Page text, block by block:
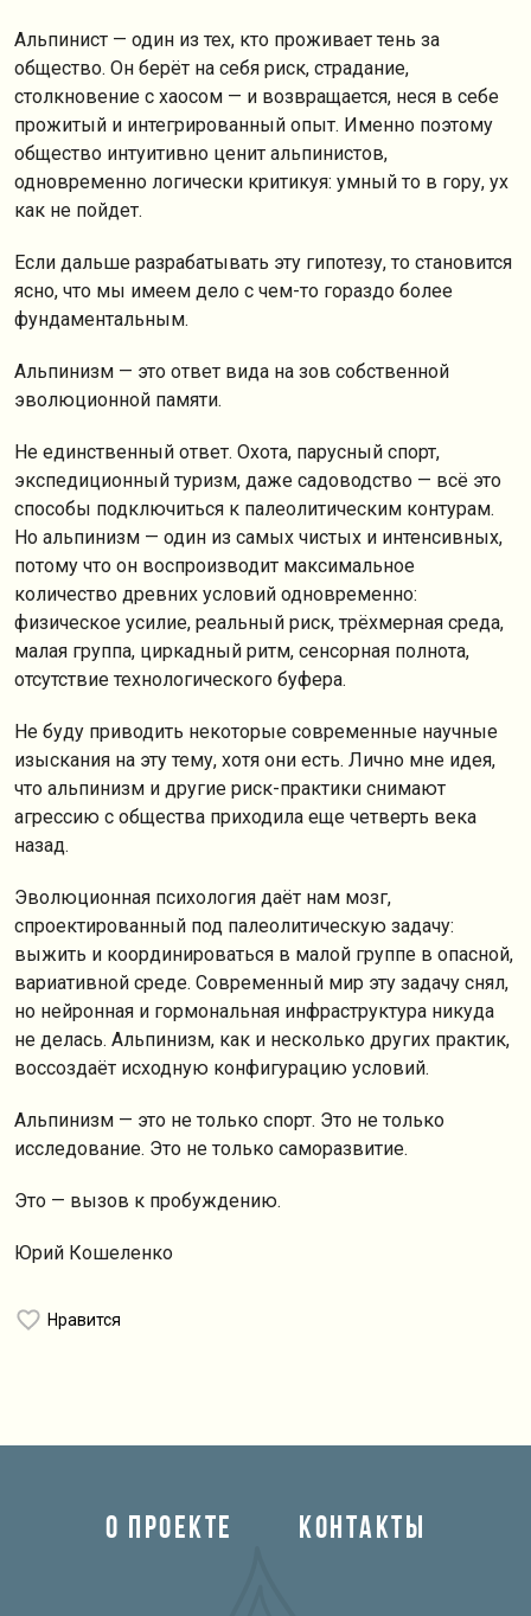
Альпинист — один из тех, кто проживает тень за
общество. Он берёт на себя риск, страдание,
столкновение с хаосом — и возвращается, неся в себе
прожитый и интегрированный опыт. Именно поэтому
общество интуитивно ценит альпинистов,
одновременно логически критикуя: умный то в гору, ух
как не пойдет.
Если дальше разрабатывать эту гипотезу, то становится
ясно, что мы имеем дело с чем-то гораздо более
фундаментальным.
Альпинизм — это ответ вида на зов собственной
эволюционной памяти.
Не единственный ответ. Охота, парусный спорт,
экспедиционный туризм, даже садоводство — всё это
способы подключиться к палеолитическим контурам.
Но альпинизм — один из самых чистых и интенсивных,
потому что он воспроизводит максимальное
количество древних условий одновременно:
физическое усилие, реальный риск, трёхмерная среда,
малая группа, циркадный ритм, сенсорная полнота,
отсутствие технологического буфера.
Не буду приводить некоторые современные научные
изыскания на эту тему, хотя они есть. Лично мне идея,
что альпинизм и другие риск-практики снимают
агрессию с общества приходила еще четверть века
назад.
Эволюционная психология даёт нам мозг,
спроектированный под палеолитическую задачу:
выжить и координироваться в малой группе в опасной,
вариативной среде. Современный мир эту задачу снял,
но нейронная и гормональная инфраструктура никуда
не делась. Альпинизм, как и несколько других практик,
воссоздаёт исходную конфигурацию условий.
Альпинизм — это не только спорт. Это не только
исследование. Это не только саморазвитие.
Это — вызов к пробуждению.
Юрий Кошеленко
Нравится
О ПРОЕКТЕ КОНТАКТЫ